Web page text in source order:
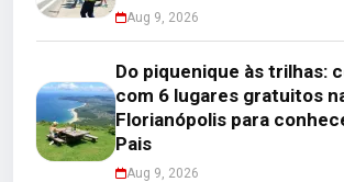
Aug 9, 2026
Do piquenique às trilhas:
com 6 lugares gratuitos
Florianópolis para
Pais
Aug 9, 2026